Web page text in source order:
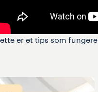
er et tips som